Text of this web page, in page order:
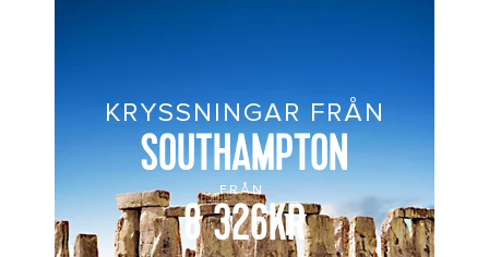
KRYSSNINGAR FRÅN
SOUTHAMPTON
FRÅN
8 326KR